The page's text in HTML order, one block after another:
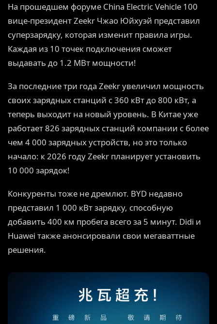
На прошедшем форуме China Electric Vehicle 100
вице-президент Zeekr Чжао Юйхуэй представил
суперзарядку, которая изменит правила игры.
Каждая из 10 точек подключения сможет
выдавать до 1.2 МВт мощности!
За последние три года Zeekr увеличил мощность
своих зарядных станций с 360 кВт до 800 кВт, а
теперь выходит на новый уровень. В Китае уже
работает 826 зарядных станций компании с более
чем 4 000 зарядных устройств, но это только
начало: к 2026 году Zeekr планирует установить
10 000 зарядок!
Конкуренты тоже не дремлют. BYD недавно
представил 1 000 кВт зарядку, способную
добавить 400 км пробега всего за 5 минут. Didi и
Huawei также анонсировали свои мегаваттные
решения.